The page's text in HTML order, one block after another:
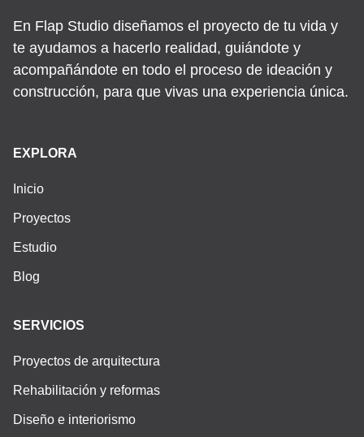
En Flap Studio diseñamos el proyecto de tu vida y
te ayudamos a hacerlo realidad, guiándote y
acompañándote en todo el proceso de ideación y
construcción, para que vivas una experiencia única.
EXPLORA
Inicio
Proyectos
Estudio
Blog
SERVICIOS
Proyectos de arquitectura
Rehabilitación y reformas
Diseño e interiorismo